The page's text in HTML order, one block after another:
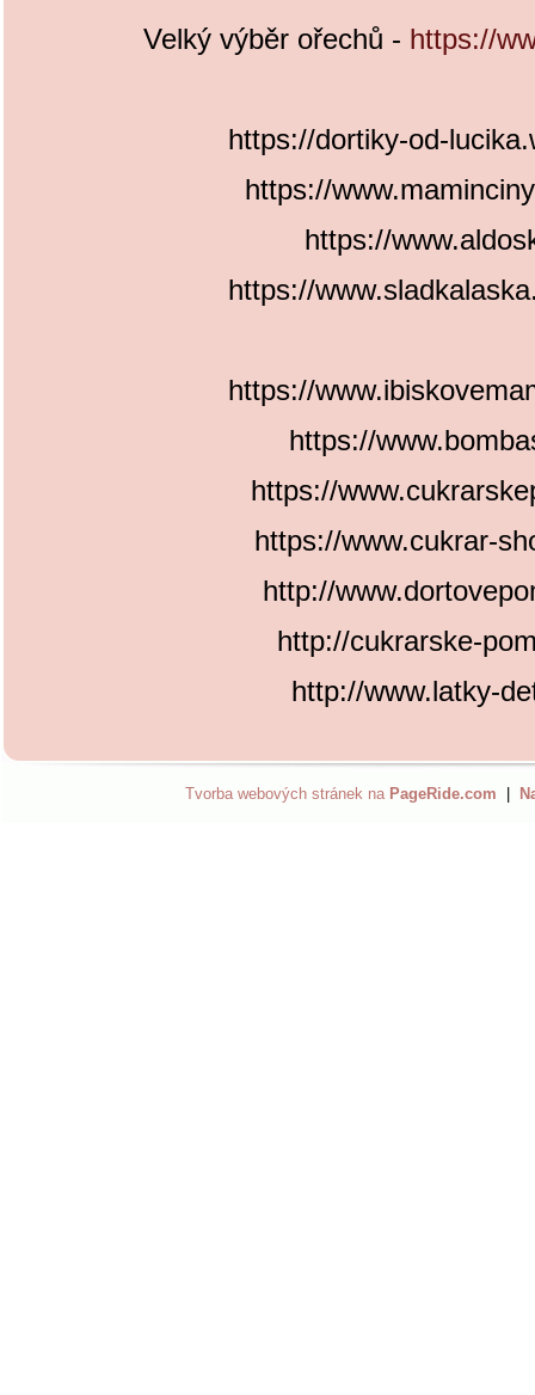
Velký výběr ořechů - https://
https://dortiky-od-
https://
https://
https://
https://
https://
https://
https://www.cukrar-
http://
http://cukrarske-
http://www.latky-
Tvorba webových stránek na PageRide.com